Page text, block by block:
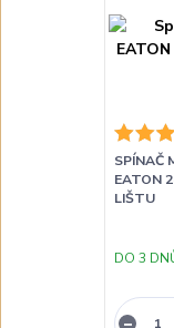
SPÍNAČ
EATON
LIŠTU
DO 3